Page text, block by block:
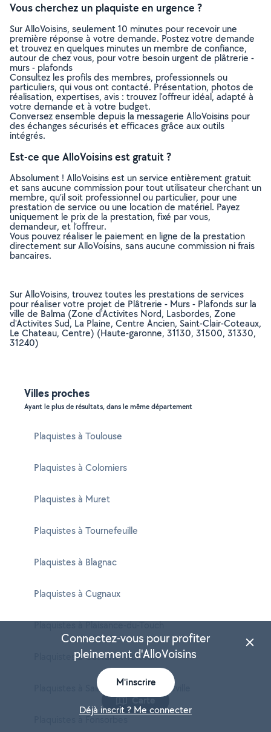
Vous cherchez un plaquiste en urgence ?
Sur AlloVoisins, seulement 10 minutes pour recevoir une
première réponse à votre demande. Postez votre demande
et trouvez en quelques minutes un membre de confiance,
autour de chez vous, pour votre besoin urgent de plâtrerie -
murs - plafonds
Consultez les profils des membres, professionnels ou
particuliers, qui vous ont contacté. Présentation, photos de
réalisation, expertises, avis : trouvez l'offreur idéal, adapté à
votre demande et à votre budget.
Conversez ensemble depuis la messagerie AlloVoisins pour
des échanges sécurisés et efficaces grâce aux outils
intégrés.
Est-ce que AlloVoisins est gratuit ?
Absolument ! AlloVoisins est un service entièrement gratuit
et sans aucune commission pour tout utilisateur cherchant un
membre, qu’il soit professionnel ou particulier, pour une
prestation de service ou une location de matériel. Payez
uniquement le prix de la prestation, fixé par vous,
demandeur, et l’offreur.
Vous pouvez réaliser le paiement en ligne de la prestation
directement sur AlloVoisins, sans aucune commission ni frais
bancaires.
Sur AlloVoisins, trouvez toutes les prestations de services
pour réaliser votre projet de Plâtrerie - Murs - Plafonds sur la
ville de Balma (Zone d'Activites Nord, Lasbordes, Zone
d'Activites Sud, La Plaine, Centre Ancien, Saint-Clair-Coteaux,
Le Chateau, Centre) (Haute-garonne, 31130, 31500, 31330,
31240)
Villes proches
Ayant le plus de résultats, dans le même département
Plaquistes à Toulouse
Plaquistes à Colomiers
Plaquistes à Muret
Plaquistes à Tournefeuille
Plaquistes à Blagnac
Plaquistes à Cugnaux
Plaquistes à Plaisance-du-Touch
Plaquistes à Castanet-Tolosan
Plaquistes à Saint-Orens-de-Gameville
Plaquistes à Fonsorbes
Carte
Connectez-vous pour profiter
pleinement d'AlloVoisins
M'inscrire
Déjà inscrit ? Me connecter